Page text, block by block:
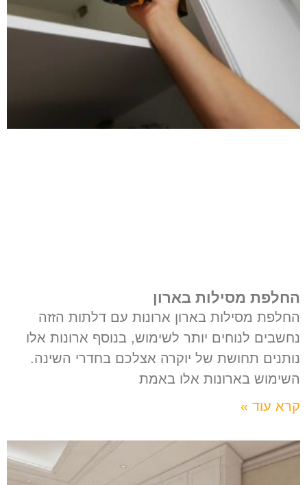
החלפת מסילות בארון
החלפת מסילות בארון ארונות עם דלתות הזזה
נחשבים לנוחים יותר לשימוש, בנוסף ארונות אלו
נותנים תחושת של יוקרה אצלכם בחדרי השינה.
השימוש בארונות אלו באמת
קרא עוד »